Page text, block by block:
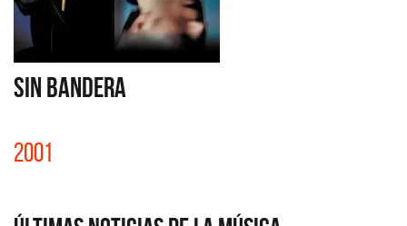
SIN BANDERA
2001